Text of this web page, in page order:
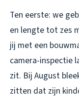
Ten eerste: we
en lengte tot zes
jij met een
camera-inspectie
zit. Bij August
zitten dat zijn